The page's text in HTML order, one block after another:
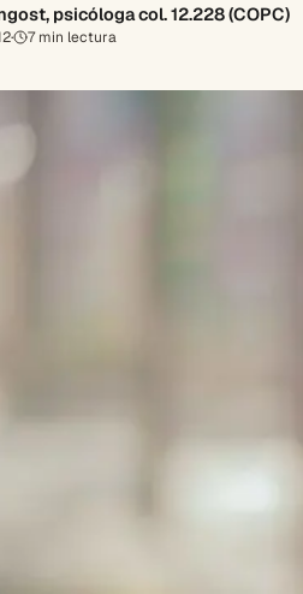
psicóloga col. 12.228 (COPC)
· 7min lectura